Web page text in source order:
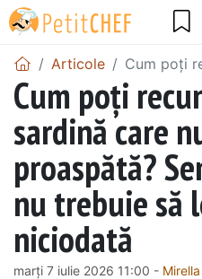
Articole Cum poți
Cum poți
sardină care
proaspătă?
nu trebuie să
niciodată
marți 7 iulie 2026 11:00 -